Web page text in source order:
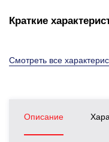
Краткие
Смотреть все
Описание